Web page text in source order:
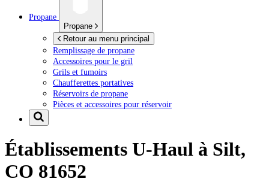
Propane
Propane
Retour au menu principal
Remplissage de propane
Accessoires pour le gril
Grils et fumoirs
Chaufferettes portatives
Réservoirs de propane
Pièces et accessoires pour réservoir
Établissements U-Haul à Silt,
CO 81652